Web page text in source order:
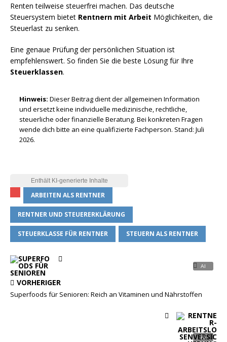
Renten teilweise steuerfrei machen. Das deutsche
Steuersystem bietet Rentnern mit Arbeit Möglichkeiten, die
Steuerlast zu senken.
Eine genaue Prüfung der persönlichen Situation ist
empfehlenswert. So finden Sie die beste Lösung für Ihre
Steuerklassen.
Hinweis: Dieser Beitrag dient der allgemeinen Information
und ersetzt keine individuelle medizinische, rechtliche,
steuerliche oder finanzielle Beratung. Bei konkreten Fragen
wende dich bitte an eine qualifizierte Fachperson. Stand: Juli
2026.
ARBEITEN ALS RENTNER
RENTNER UND STEUERERKLÄRUNG
STEUERKLASSE FÜR RENTNER STEUERN ALS RENTNER
VORHERIGER
Superfoods für Senioren: Reich an Vitaminen und Nährstoffen